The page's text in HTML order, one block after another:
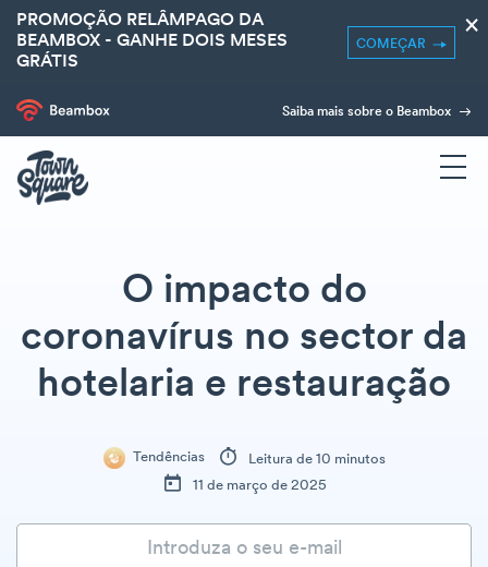
PROMOÇÃO RELÂMPAGO DA
BEAMBOX - GANHE DOIS MESES
GRÁTIS
COMEÇAR
×
Saiba mais sobre o Beambox
O impacto do
coronavírus no sector da
hotelaria e restauração
Tendências
Leitura de 10 minutos
11 de março de 2025